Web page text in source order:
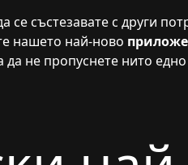
състезавате с други
нашето най-ново
не пропуснете нито